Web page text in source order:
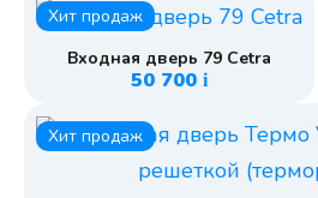
Хит продаж
Входная дверь 79 Cetra
50 700 i
Хит продаж